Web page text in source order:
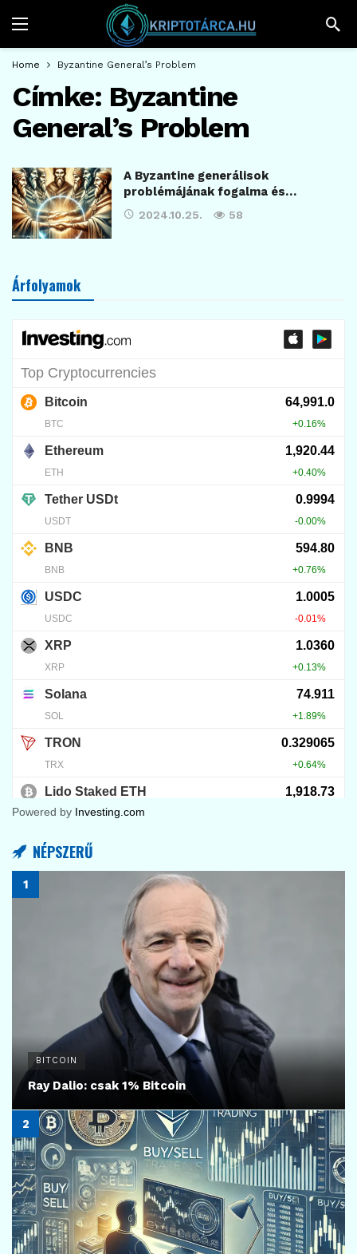
Home Byzantine General’s Problem
Címke: Byzantine
General’s Problem
A Byzantine generálisok
problémájának fogalma és…
2024.10.25. 58
Árfolyamok
Powered by Investing.com
NÉPSZERŰ
BITCOIN
Ray Dalio: csak 1% Bitcoin